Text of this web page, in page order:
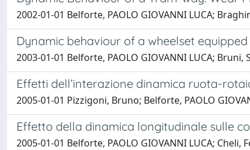
2002-01-01 Belforte, PAOLO GIOVANNI LUCA;
Dynamic behaviour of a wheelset
2003-01-01 Belforte, PAOLO GIOVANNI LUCA;
Effetti dell’interazione dinamica ruota-
2005-01-01 Pizzigoni, Bruno; Belforte, PAOLO
Effetto della dinamica longitudinale sulle
2005-01-01 Belforte, PAOLO GIOVANNI LUCA;